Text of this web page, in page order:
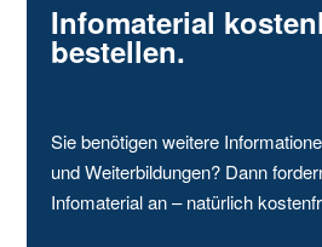
Infomaterial
bestellen.
Sie benötigen weitere
und Weiterbildungen? Dann
Infomaterial an – natürlich